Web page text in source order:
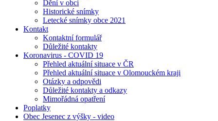
Dění v obci
Historické snímky
Letecké snímky obce 2021
Kontakt
Kontaktní formulář
Důležité kontakty
Koronavirus - COVID 19
Přehled aktuální situace v ČR
Přehled aktuální situace v Olomouckém kraji
Otázky a odpovědi
Důležité kontakty a odkazy
Mimořádná opatření
Poplatky
Obec Jesenec z výšky - video